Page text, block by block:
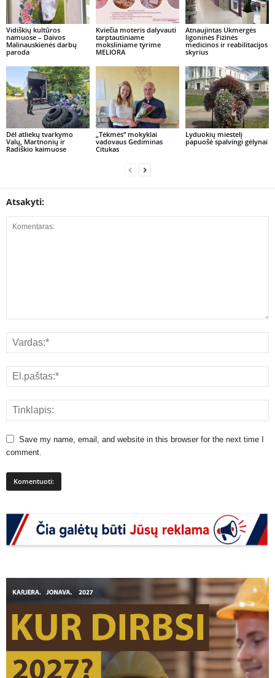
Vidiškių kultūros
namuose – Daivos
Malinauskienės darbų
paroda
Kviečia moteris dalyvauti
tarptautiniame
moksliniame tyrime
MELIORA
Atnaujintas Ukmergės
ligoninės Fizinės
medicinos ir reabilitacijos
skyrius
Dėl atliekų tvarkymo
Valų, Martnonių ir
Radiškio kaimuose
„Tėkmės“ mokyklai
vadovaus Gediminas
Citukas
Lyduokių miestelį
papuošė spalvingi gėlynai
Atsakyti:
Save my name, email, and website in this browser for the next time I
comment.